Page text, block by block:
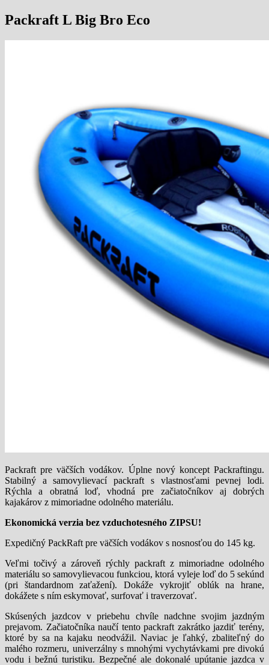
Packraft L Big Bro Eco
Packraft pre väčších vodákov. Úplne nový koncept Packraftingu.
Stabilný a samovylievací packraft s vlastnosťami pevnej lodi.
Rýchla a obratná loď, vhodná pre začiatočníkov aj dobrých
kajakárov z mimoriadne odolného materiálu.
Ekonomická verzia bez vzduchotesného ZIPSU!
Expedičný PackRaft pre väčších vodákov s nosnosťou do 145 kg.
Veľmi točivý a zároveň rýchly packraft z mimoriadne odolného
materiálu so samovylievacou funkciou, ktorá vyleje loď do 5 sekúnd
(pri štandardnom zaťažení). Dokáže vykrojiť oblúk na hrane,
dokážete s ním eskymovať, surfovať i traverzovať.
Skúsených jazdcov v priebehu chvíle nadchne svojim jazdným
prejavom. Začiatočníka naučí tento packraft zakrátko jazdiť terény,
ktoré by sa na kajaku neodvážil. Naviac je ľahký, zbaliteľný do
malého rozmeru, univerzálny s mnohými vychytávkami pre divokú
vodu i bežnú turistiku. Bezpečné ale dokonalé upútanie jazdca v